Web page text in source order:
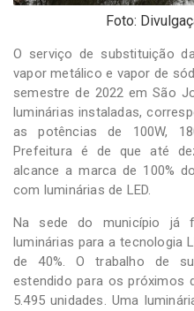
Foto:
O serviço de substituição
vapor metálico e vapor de
semestre de 2022 em São
luminárias instaladas,
as potências de 100W,
Prefeitura é de que até
alcance a marca de 100%
com luminárias de LED.
Na sede do município já
luminárias para a tecnologia
de 40%. O trabalho de
estendido para os próximos
5.495 unidades. Uma